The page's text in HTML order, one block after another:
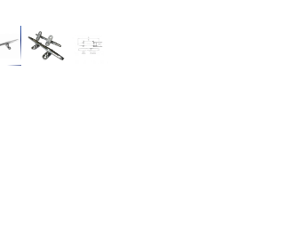
Biến
Mát -